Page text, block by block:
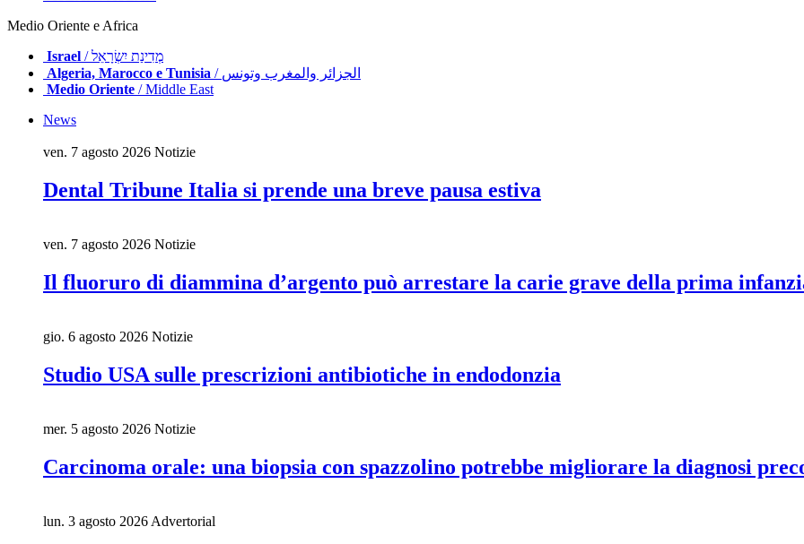
Medio Oriente e Africa
Israel
/ מְדִינַת יִשְׂרָאֵל
Algeria, Marocco e Tunisia
/ الجزائر والمغرب وتونس
Medio Oriente / Middle East
News
ven. 7 agosto 2026 Notizie
Dental Tribune Italia si prende una breve pausa estiva
ven. 7 agosto 2026 Notizie
Il fluoruro di diammina d’argento può arrestare la carie grave della prima
gio. 6 agosto 2026 Notizie
Studio USA sulle prescrizioni antibiotiche in endodonzia
mer. 5 agosto 2026 Notizie
Carcinoma orale: una biopsia con spazzolino potrebbe migliorare la diagnosi
lun. 3 agosto 2026 Advertorial